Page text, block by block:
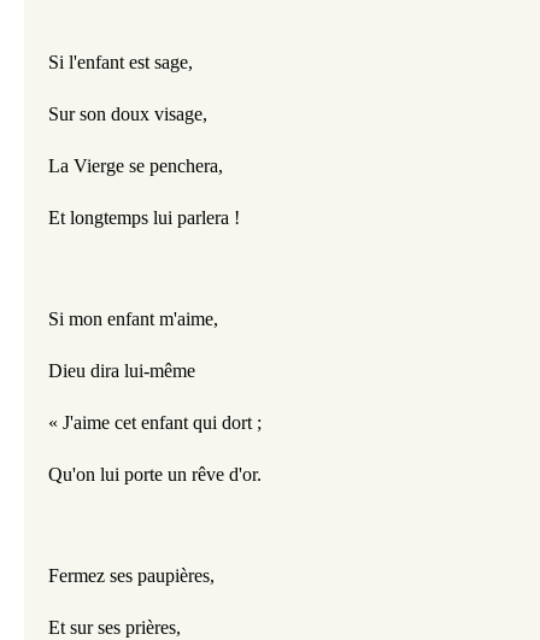
Si l'enfant est sage,
Sur son doux visage,
La Vierge se penchera,
Et longtemps lui parlera !
Si mon enfant m'aime,
Dieu dira lui-même
« J'aime cet enfant qui dort ;
Qu'on lui porte un rêve d'or.
Fermez ses paupières,
Et sur ses prières,